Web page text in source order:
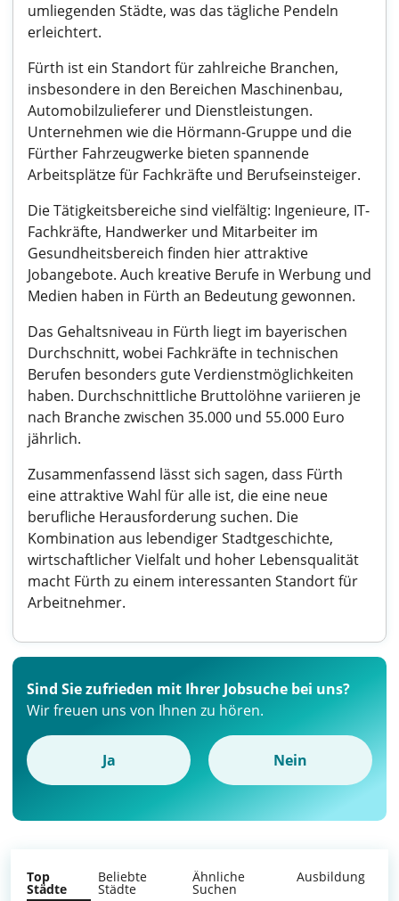
umliegenden Städte, was das tägliche Pendeln
erleichtert.
Fürth ist ein Standort für zahlreiche Branchen,
insbesondere in den Bereichen Maschinenbau,
Automobilzulieferer und Dienstleistungen.
Unternehmen wie die Hörmann-Gruppe und die
Fürther Fahrzeugwerke bieten spannende
Arbeitsplätze für Fachkräfte und Berufseinsteiger.
Die Tätigkeitsbereiche sind vielfältig: Ingenieure, IT-
Fachkräfte, Handwerker und Mitarbeiter im
Gesundheitsbereich finden hier attraktive
Jobangebote. Auch kreative Berufe in Werbung und
Medien haben in Fürth an Bedeutung gewonnen.
Das Gehaltsniveau in Fürth liegt im bayerischen
Durchschnitt, wobei Fachkräfte in technischen
Berufen besonders gute Verdienstmöglichkeiten
haben. Durchschnittliche Bruttolöhne variieren je
nach Branche zwischen 35.000 und 55.000 Euro
jährlich.
Zusammenfassend lässt sich sagen, dass Fürth
eine attraktive Wahl für alle ist, die eine neue
berufliche Herausforderung suchen. Die
Kombination aus lebendiger Stadtgeschichte,
wirtschaftlicher Vielfalt und hoher Lebensqualität
macht Fürth zu einem interessanten Standort für
Arbeitnehmer.
Sind Sie zufrieden mit Ihrer Jobsuche bei uns?
Wir freuen uns von Ihnen zu hören.
Ja Nein
Top
Städte
Beliebte
Städte
Ähnliche
Suchen
Ausbildung